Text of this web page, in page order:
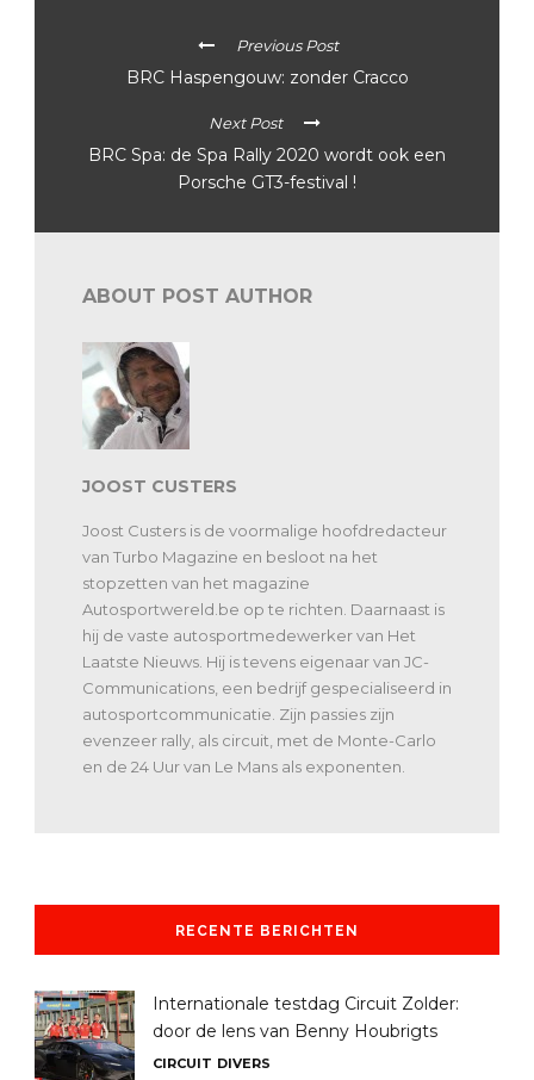
Previous Post
BRC Haspengouw: zonder Cracco
Next Post
BRC Spa: de Spa Rally 2020 wordt ook een
Porsche GT3-festival !
ABOUT POST AUTHOR
JOOST CUSTERS
Joost Custers is de voormalige hoofdredacteur
van Turbo Magazine en besloot na het
stopzetten van het magazine
Autosportwereld.be op te richten. Daarnaast is
hij de vaste autosportmedewerker van Het
Laatste Nieuws. Hij is tevens eigenaar van JC-
Communications, een bedrijf gespecialiseerd in
autosportcommunicatie. Zijn passies zijn
evenzeer rally, als circuit, met de Monte-Carlo
en de 24 Uur van Le Mans als exponenten.
RECENTE BERICHTEN
Internationale testdag Circuit Zolder:
door de lens van Benny Houbrigts
CIRCUIT DIVERS